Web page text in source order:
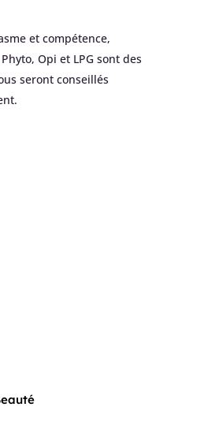
et compétence,
Opi et LPG sont des
seront conseillés